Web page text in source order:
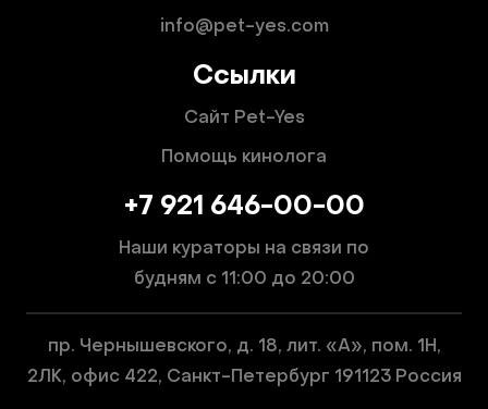
info@pet-yes.com
Ссылки
Сайт Pet-Yes
Помощь кинолога
+7 921 646-00-00
Наши кураторы на связи по
будням с 11:00 до 20:00
пр. Чернышевского, д. 18, лит. «А», пом. 1Н,
2ЛК, офис 422, Санкт-Петербург 191123 Россия